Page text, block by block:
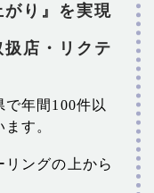
がり』を実現
店・リクテ
年間100件以
す。
ングの上から